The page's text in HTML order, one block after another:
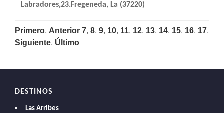
Labradores,23.Fregeneda, La (37220)
Primero, Anterior 7, 8, 9, 10, 11, 12, 13, 14, 15, 16, 17,
Siguiente, Último
DESTINOS
Las Arribes